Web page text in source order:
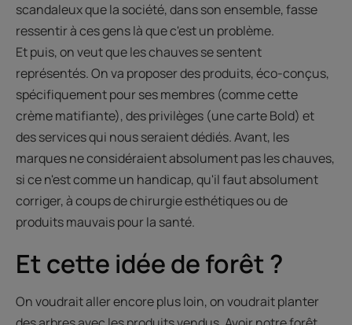
scandaleux que la société, dans son ensemble, fasse
ressentir à ces gens là que c'est un problème.
Et puis, on veut que les chauves se sentent
représentés. On va proposer des produits, éco-conçus,
spécifiquement pour ses membres (comme cette
crème matifiante), des privilèges (une carte Bold) et
des services qui nous seraient dédiés. Avant, les
marques ne considéraient absolument pas les chauves,
si ce n'est comme un handicap, qu'il faut absolument
corriger, à coups de chirurgie esthétiques ou de
produits mauvais pour la santé.
Et cette idée de forêt ?
On voudrait aller encore plus loin, on voudrait planter